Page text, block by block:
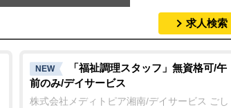
求人検索
NEW
「福祉調理スタッフ」無資格可/午
前のみ/デイサービス
株式会社メディトピア湘南/デイサービス ごし